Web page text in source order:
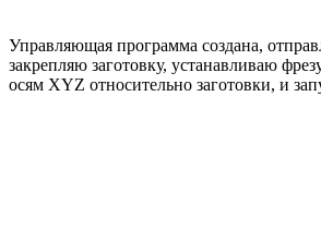
Управляющая программа создана,
закрепляю заготовку, устанавливаю
осям XYZ относительно заготовки, и